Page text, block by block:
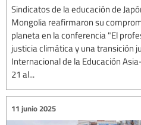
Sindicatos de la educación de
Mongolia reafirmaron su
planeta en la conferencia "El
justicia climática y una transición
Internacional de la Educación
21 al...
11 junio 2025